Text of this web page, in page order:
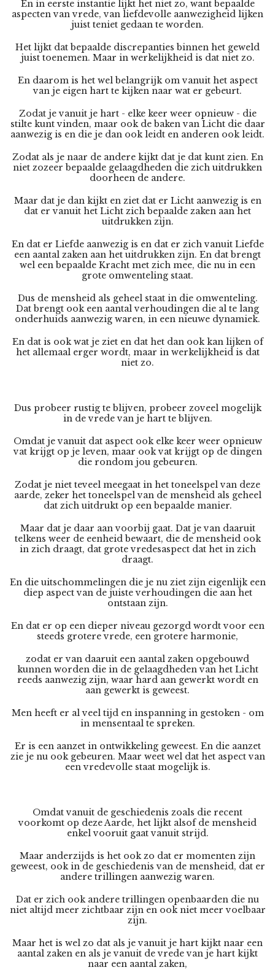
En in eerste instantie lijkt het niet zo, want bepaalde
aspecten van vrede, van liefdevolle aanwezigheid lijken
juist teniet gedaan te worden.
Het lijkt dat bepaalde discrepanties binnen het geweld
juist toenemen. Maar in werkelijkheid is dat niet zo.
En daarom is het wel belangrijk om vanuit het aspect
van je eigen hart te kijken naar wat er gebeurt.
Zodat je vanuit je hart - elke keer weer opnieuw - die
stilte kunt vinden, maar ook de baken van Licht die daar
aanwezig is en die je dan ook leidt en anderen ook leidt.
Zodat als je naar de andere kijkt dat je dat kunt zien. En
niet zozeer bepaalde gelaagdheden die zich uitdrukken
doorheen de andere.
Maar dat je dan kijkt en ziet dat er Licht aanwezig is en
dat er vanuit het Licht zich bepaalde zaken aan het
uitdrukken zijn.
En dat er Liefde aanwezig is en dat er zich vanuit Liefde
een aantal zaken aan het uitdrukken zijn. En dat brengt
wel een bepaalde Kracht met zich mee, die nu in een
grote omwenteling staat.
Dus de mensheid als geheel staat in die omwenteling.
Dat brengt ook een aantal verhoudingen die al te lang
onderhuids aanwezig waren, in een nieuwe dynamiek.
En dat is ook wat je ziet en dat het dan ook kan lijken of
het allemaal erger wordt, maar in werkelijkheid is dat
niet zo.
Dus probeer rustig te blijven, probeer zoveel mogelijk
in de vrede van je hart te blijven.
Omdat je vanuit dat aspect ook elke keer weer opnieuw
vat krijgt op je leven, maar ook vat krijgt op de dingen
die rondom jou gebeuren.
Zodat je niet teveel meegaat in het toneelspel van deze
aarde, zeker het toneelspel van de mensheid als geheel
dat zich uitdrukt op een bepaalde manier.
Maar dat je daar aan voorbij gaat. Dat je van daaruit
telkens weer de eenheid bewaart, die de mensheid ook
in zich draagt, dat grote vredesaspect dat het in zich
draagt.
En die uitschommelingen die je nu ziet zijn eigenlijk een
diep aspect van de juiste verhoudingen die aan het
ontstaan zijn.
En dat er op een dieper niveau gezorgd wordt voor een
steeds grotere vrede, een grotere harmonie,
zodat er van daaruit een aantal zaken opgebouwd
kunnen worden die in de gelaagdheden van het Licht
reeds aanwezig zijn, waar hard aan gewerkt wordt en
aan gewerkt is geweest.
Men heeft er al veel tijd en inspanning in gestoken - om
in mensentaal te spreken.
Er is een aanzet in ontwikkeling geweest. En die aanzet
zie je nu ook gebeuren. Maar weet wel dat het aspect van
een vredevolle staat mogelijk is.
Omdat vanuit de geschiedenis zoals die recent
voorkomt op deze Aarde, het lijkt alsof de mensheid
enkel vooruit gaat vanuit strijd.
Maar anderzijds is het ook zo dat er momenten zijn
geweest, ook in de geschiedenis van de mensheid, dat er
andere trillingen aanwezig waren.
Dat er zich ook andere trillingen openbaarden die nu
niet altijd meer zichtbaar zijn en ook niet meer voelbaar
zijn.
Maar het is wel zo dat als je vanuit je hart kijkt naar een
aantal zaken en als je vanuit de vrede van je hart kijkt
naar een aantal zaken,